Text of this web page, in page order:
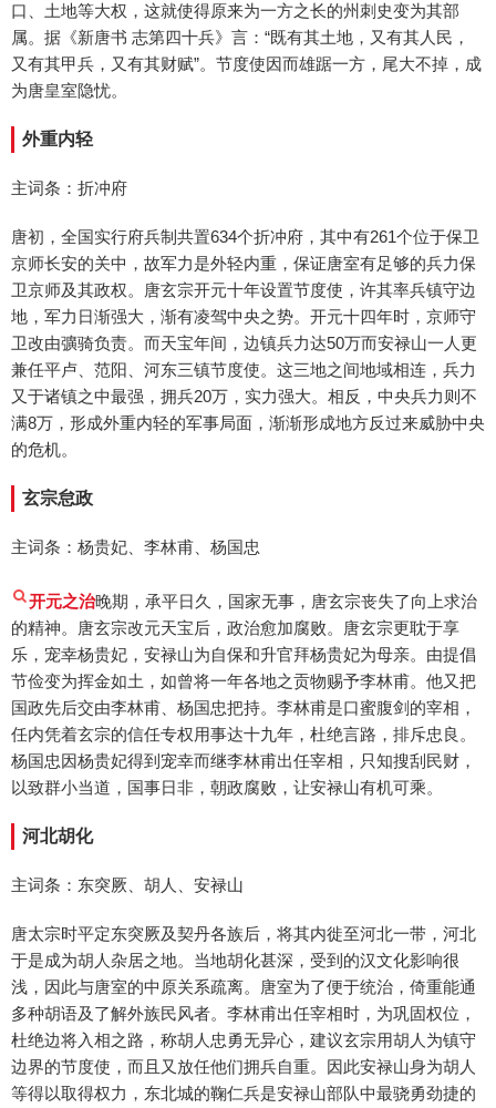
口、土地等大权，这就使得原来为一方之长的州刺史变为其部
属。据《新唐书 志第四十兵》言：“既有其土地，又有其人民，
又有其甲兵，又有其财赋”。节度使因而雄踞一方，尾大不掉，成
为唐皇室隐忧。
外重内轻
主词条：折冲府
唐初，全国实行府兵制共置634个折冲府，其中有261个位于保卫
京师长安的关中，故军力是外轻内重，保证唐室有足够的兵力保
卫京师及其政权。唐玄宗开元十年设置节度使，许其率兵镇守边
地，军力日渐强大，渐有凌驾中央之势。开元十四年时，京师守
卫改由彍骑负责。而天宝年间，边镇兵力达50万而安禄山一人更
兼任平卢、范阳、河东三镇节度使。这三地之间地域相连，兵力
又于诸镇之中最强，拥兵20万，实力强大。相反，中央兵力则不
满8万，形成外重内轻的军事局面，渐渐形成地方反过来威胁中央
的危机。
玄宗怠政
主词条：杨贵妃、李林甫、杨国忠
开元之治晚期，承平日久，国家无事，唐玄宗丧失了向上求治
的精神。唐玄宗改元天宝后，政治愈加腐败。唐玄宗更耽于享
乐，宠幸杨贵妃，安禄山为自保和升官拜杨贵妃为母亲。由提倡
节俭变为挥金如土，如曾将一年各地之贡物赐予李林甫。他又把
国政先后交由李林甫、杨国忠把持。李林甫是口蜜腹剑的宰相，
任内凭着玄宗的信任专权用事达十九年，杜绝言路，排斥忠良。
杨国忠因杨贵妃得到宠幸而继李林甫出任宰相，只知搜刮民财，
以致群小当道，国事日非，朝政腐败，让安禄山有机可乘。
河北胡化
主词条：东突厥、胡人、安禄山
唐太宗时平定东突厥及契丹各族后，将其内徙至河北一带，河北
于是成为胡人杂居之地。当地胡化甚深，受到的汉文化影响很
浅，因此与唐室的中原关系疏离。唐室为了便于统治，倚重能通
多种胡语及了解外族民风者。李林甫出任宰相时，为巩固权位，
杜绝边将入相之路，称胡人忠勇无异心，建议玄宗用胡人为镇守
边界的节度使，而且又放任他们拥兵自重。因此安禄山身为胡人
等得以取得权力，东北城的鞠仁兵是安禄山部队中最骁勇劲捷的